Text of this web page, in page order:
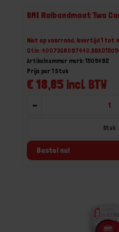
BMI Rolbandmaat Two
Niet op voorraad, levertijd 1 tot
Gtin:
Artikelnummer merk: 1505492
€ 18,85 incl. BTW
Prijs per 1 Stuk
-
Stuk
Bestel nu!